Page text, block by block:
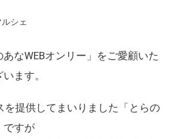
シェ
なWEBオンリー」をご愛顧いた
ます。
を提供してまいりました「とらの
ですが